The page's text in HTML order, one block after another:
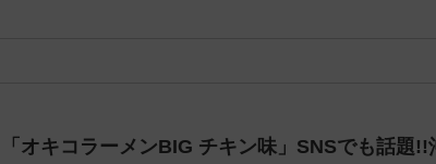
「オキコラーメンBIG チキン味」SNSでも話題!!